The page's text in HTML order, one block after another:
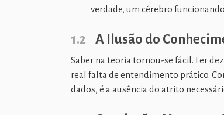
verdade, um cérebro
1.2 A Ilusão do
Saber na teoria tornou-se fácil. Ler
real falta de entendimento prático.
dados, é a ausência do atrito